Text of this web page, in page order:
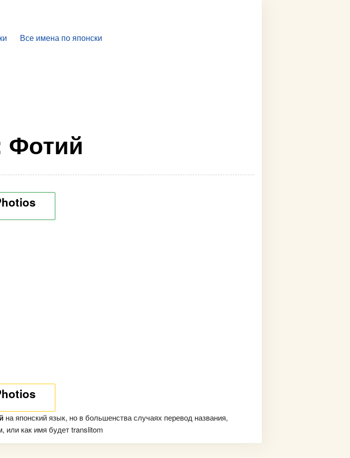
Все имена по японски
на японский язык, но в большенства случаях перевод названия,
или как имя будет translitom